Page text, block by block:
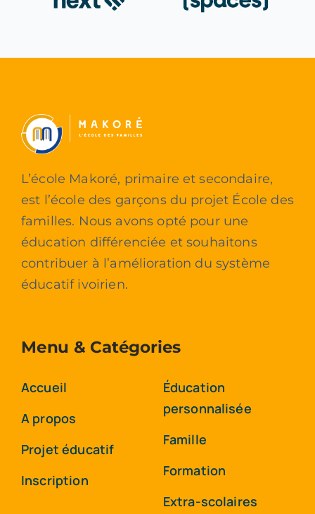
L’école Makoré, primaire et secondaire,
est l’école des garçons du projet École des
familles. Nous avons opté pour une
éducation différenciée et souhaitons
contribuer à l’amélioration du système
éducatif ivoirien.
Menu & Catégories
Accueil
A propos
Projet éducatif
Inscription
Éducation
personnalisée
Famille
Formation
Extra-scolaires